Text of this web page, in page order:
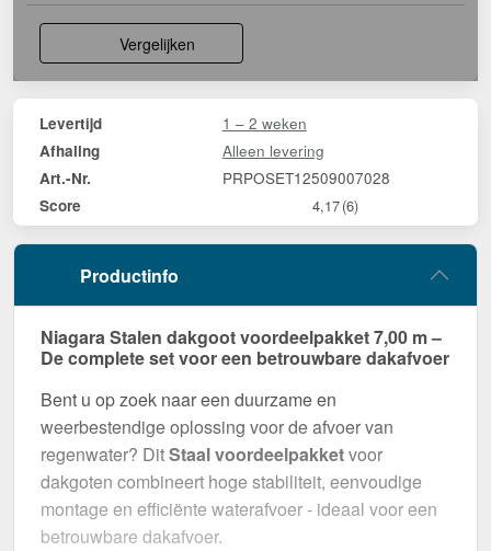
Vergelijken
Levertijd 1 – 2 weken
Afhaling Alleen levering
Art.-Nr. PRPOSET12509007028
Score 4,17(6)
Productinfo
Niagara Stalen dakgoot voordeelpakket 7,00 m –
De complete set voor een betrouwbare dakafvoer
Bent u op zoek naar een duurzame en
weerbestendige oplossing voor de afvoer van
regenwater? DitStaal voordeelpakketvoor
dakgoten combineert hoge stabiliteit, eenvoudige
montage en efficiënte waterafvoer - ideaal voor een
betrouwbare dakafvoer.